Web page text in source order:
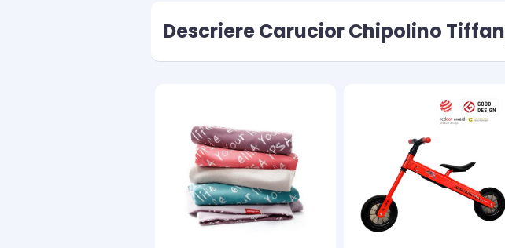
Descriere Carucior Chipolino